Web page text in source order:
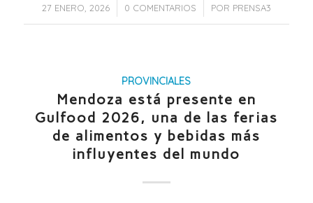
27 ENERO, 2026
/ 0 COMENTARIOS
/ POR PRENSA3
PROVINCIALES
Mendoza está presente en
Gulfood 2026, una de las ferias
de alimentos y bebidas más
influyentes del mundo